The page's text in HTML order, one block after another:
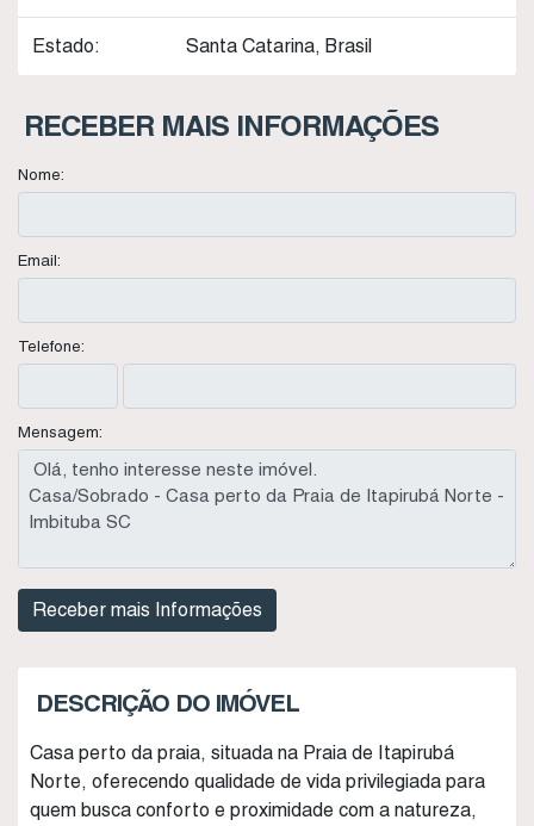
Estado: Santa Catarina, Brasil
RECEBER MAIS INFORMAÇÕES
Nome:
Email:
Telefone:
Mensagem:
DESCRIÇÃO DO IMÓVEL
Casa perto da praia, situada na Praia de Itapirubá
Norte, oferecendo qualidade de vida privilegiada para
quem busca conforto e proximidade com a natureza,